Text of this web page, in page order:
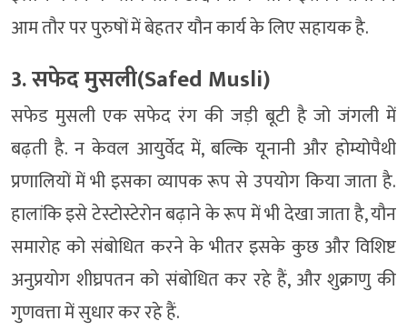
आम तौर पर पुरुषों में बेहतर यौन कार्य के लिए सहायक है.
3. सफेद मुसली(Safed Musli)
सफेड मुसली एक सफेद रंग की जड़ी बूटी है जो जंगली में
बढ़ती है. न केवल आयुर्वेद में, बल्कि यूनानी और होम्योपैथी
प्रणालियों में भी इसका व्यापक रूप से उपयोग किया जाता है.
हालांकि इसे टेस्टोस्टेरोन बढ़ाने के रूप में भी देखा जाता है, यौन
समारोह को संबोधित करने के भीतर इसके कुछ और विशिष्ट
अनुप्रयोग शीघ्रपतन को संबोधित कर रहे हैं, और शुक्राणु की
गुणवत्ता में सुधार कर रहे हैं.